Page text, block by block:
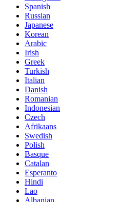
Spanish
Russian
Japanese
Korean
Arabic
Irish
Greek
Turkish
Italian
Danish
Romanian
Indonesian
Czech
Afrikaans
Swedish
Polish
Basque
Catalan
Esperanto
Hindi
Lao
Albanian